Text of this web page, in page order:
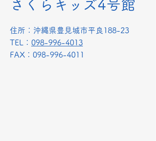
さくらキッズ4号館
​住所：沖縄県豊見城市平良188-23
TEL： 098-996-4013
​FAX：098-996-4011